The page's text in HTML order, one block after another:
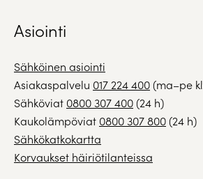
Asiointi
Sähköinen asiointi
Asiakaspalvelu 017 224 400(ma–pe
Sähköviat 0800 307 400(24 h)
Kaukolämpöviat 0800 307 800(24 h)
Sähkökatkokartta
Korvaukset häiriötilanteissa